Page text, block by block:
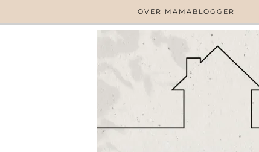
OVER MAMABLOGGER